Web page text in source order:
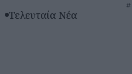
Τελευταία Νέα